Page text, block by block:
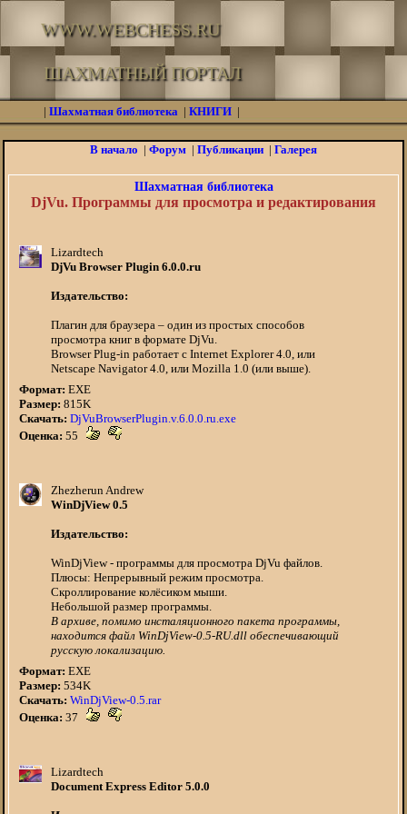
WWW.WEBCHESS.RU
ШАХМАТНЫЙ ПОРТАЛ
| Шахматная библиотека | КНИГИ |
В начало | Форум | Публикации | Галерея
Шахматная библиотека
DjVu. Программы для просмотра и редактирования
Lizardtech
DjVu Browser Plugin 6.0.0.ru
Издательство:
Плагин для браузера – один из простых способов
просмотра книг в формате DjVu.
Browser Plug-in работает с Internet Explorer 4.0, или
Netscape Navigator 4.0, или Mozilla 1.0 (или выше).
Формат: EXE
Размер: 815K
Скачать: DjVuBrowserPlugin.v.6.0.0.ru.exe
Оценка: 55
Zhezherun Andrew
WinDjView 0.5
Издательство:
WinDjView - программы для просмотра DjVu файлов.
Плюсы: Непрерывный режим просмотра.
Скроллирование колёсиком мыши.
Небольшой размер программы.
В архиве, помимо инсталяционного пакета программы,
находится файл WinDjView-0.5-RU.dll обеспечивающий
русскую локализацию.
Формат: EXE
Размер: 534K
Скачать: WinDjView-0.5.rar
Оценка: 37
Lizardtech
Document Express Editor 5.0.0